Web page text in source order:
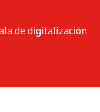
de digitalización